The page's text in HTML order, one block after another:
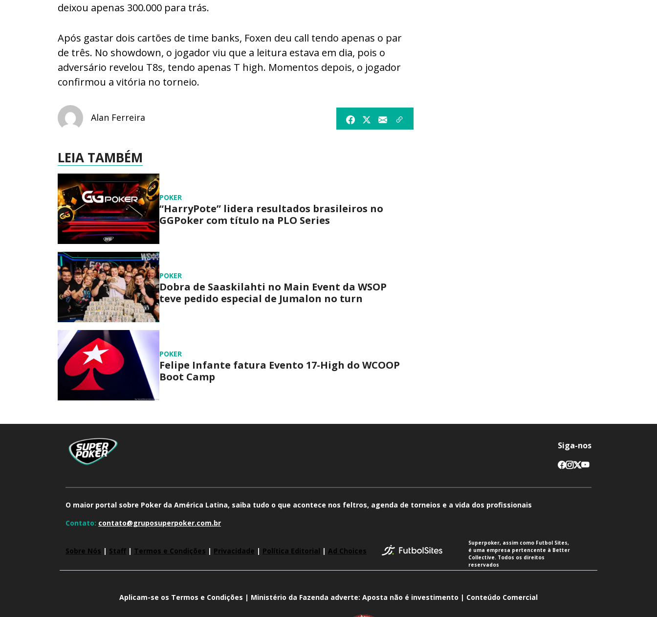
deixou apenas 300.000 para trás.
Após gastar dois cartões de time banks, Foxen deu call tendo apenas o par
de três. No showdown, o jogador viu que a leitura estava em dia, pois o
adversário revelou T8s, tendo apenas T high. Momentos depois, o jogador
confirmou a vitória no torneio.
Alan Ferreira
LEIA TAMBÉM
POKER
“HarryPote” lidera resultados brasileiros no
GGPoker com título na PLO Series
POKER
Dobra de Saaskilahti no Main Event da WSOP
teve pedido especial de Jumalon no turn
POKER
Felipe Infante fatura Evento 17-High do WCOOP
Boot Camp
Siga-nos
O maior portal sobre Poker da América Latina, saiba tudo o que acontece nos feltros, agenda de torneios e a vida dos profissionais
Contato: contato@gruposuperpoker.com.br
Sobre Nós | Staff | Termos e Condições | Privacidade | Política Editorial | Ad Choices
Superpoker, assim como Futbol Sites,
é uma empresa pertencente à Better
Collective. Todos os direitos
reservados
Aplicam-se os Termos e Condições | Ministério da Fazenda adverte: Aposta não é investimento | Conteúdo Comercial